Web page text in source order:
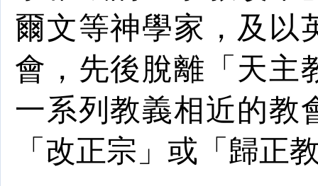
爾文等神學家 ，及以
會，先後脫離「天主
一系列教義相近的教
「改正宗」或「歸正